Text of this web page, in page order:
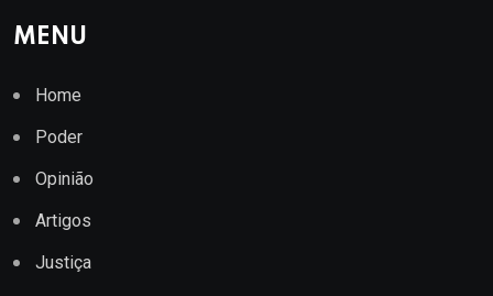
MENU
Home
Poder
Opinião
Artigos
Justiça